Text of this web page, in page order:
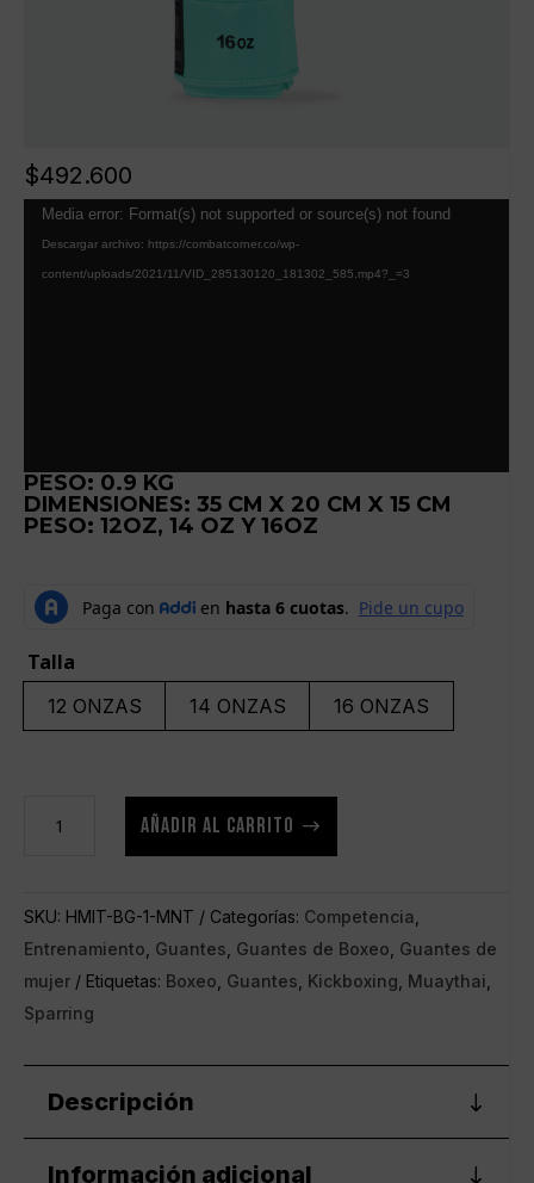
$492.600
Reproductor
de
vídeo
Media error: Format(s) not supported or source(s) not found
Descargar archivo: https://combatcorner.co/wp-
content/uploads/2021/11/VID_285130120_181302_585.mp4?_=3
PESO: 0.9 KG
DIMENSIONES: 35 CM X 20 CM X 15 CM
PESO: 12OZ, 14 OZ Y 16OZ
Talla
12 ONZAS 14 ONZAS 16 ONZAS
HMIT
Mint
cantidad
AÑADIR AL CARRITO
SKU: HMIT-BG-1-MNT Categorías: Competencia
Entrenamiento Guantes Guantes de Boxeo Guantes de
mujer
Etiquetas: Boxeo Guantes Kickboxing Muaythai
Sparring
Descripción
Información adicional